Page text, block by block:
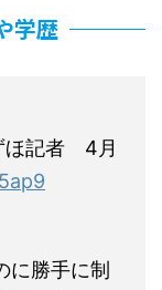
学歴
ほ記者 4月
勝手に制